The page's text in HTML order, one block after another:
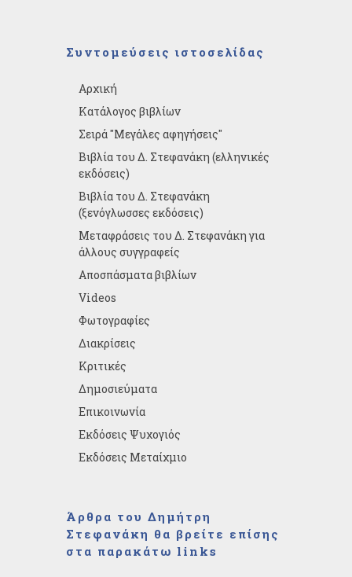
Συντομεύσεις ιστοσελίδας
Αρχική
Κατάλογος βιβλίων
Σειρά "Μεγάλες αφηγήσεις"
Βιβλία του Δ. Στεφανάκη (ελληνικές
εκδόσεις)
Βιβλία του Δ. Στεφανάκη
(ξενόγλωσσες εκδόσεις)
Μεταφράσεις του Δ. Στεφανάκη για
άλλους συγγραφείς
Αποσπάσματα βιβλίων
Videos
Φωτογραφίες
Διακρίσεις
Κριτικές
Δημοσιεύματα
Επικοινωνία
Εκδόσεις Ψυχογιός
Εκδόσεις Μεταίχμιο
Άρθρα του Δημήτρη
Στεφανάκη θα βρείτε επίσης
στα παρακάτω links